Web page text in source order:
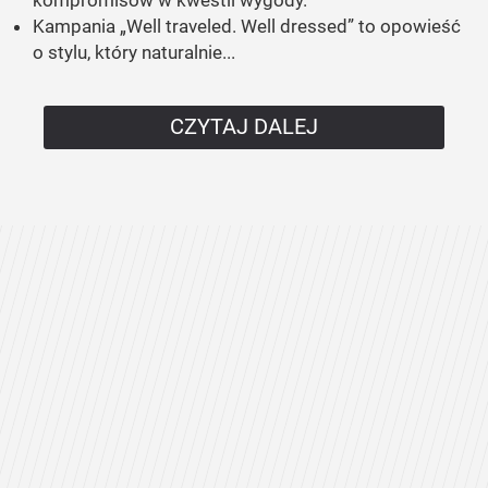
Kampania „Well traveled. Well dressed” to opowieść
o stylu, który naturalnie...
CZYTAJ DALEJ